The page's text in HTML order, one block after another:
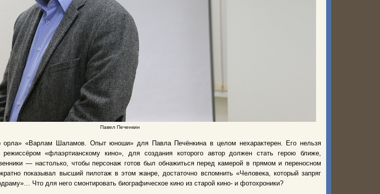
Павел Печенкин
орла» «Варлам Шаламов. Опыт юноши» для Павла Печёнкина в целом нехарактерен. Его нельзя
«флаэртианскому кино», для создания которого автор должен стать герою ближе,
— настолько, чтобы персонаж готов был обнажиться перед камерой в прямом и переносном
показывал высший пилотаж в этом жанре, достаточно вспомнить «Человека, который запряг
Что для него смонтировать биографическое кино из старой кино- и фотохроники?